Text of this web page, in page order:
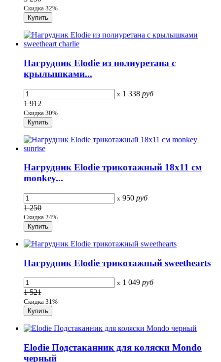
Скидка 32%
Нагрудник Elodie из полиуретана с
крылышками...
x 1 338 руб
1 912
Скидка 30%
Нагрудник Elodie трикотажный 18х11 см
monkey...
x 950 руб
1 250
Скидка 24%
Нагрудник Elodie трикотажный sweethearts
x 1 049 руб
1 521
Скидка 31%
Elodie Подстаканник для коляски Mondo
черный